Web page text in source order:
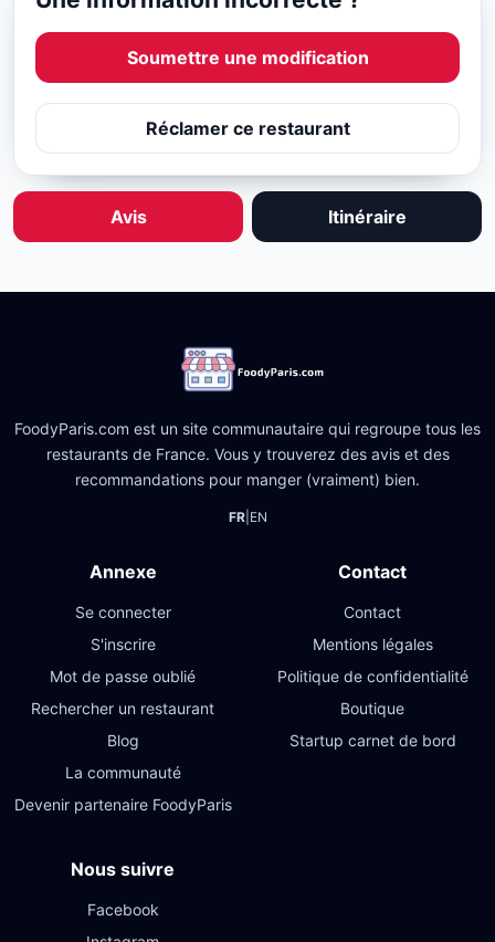
Soumettre une modification
Réclamer ce restaurant
Avis Itinéraire
FoodyParis.com est un site communautaire qui regroupe tous les
restaurants de France. Vous y trouverez des avis et des
recommandations pour manger (vraiment) bien.
FR| EN
Annexe
Se connecter
S'inscrire
Mot de passe oublié
Rechercher un restaurant
Blog
La communauté
Devenir partenaire FoodyParis
Contact
Contact
Mentions légales
Politique de confidentialité
Boutique
Startup carnet de bord
Nous suivre
Facebook